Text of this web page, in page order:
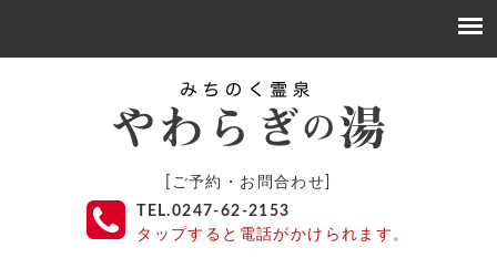
[ご予約・お問合わせ]
TEL.0247-62-2153
タップすると電話がかけられます。